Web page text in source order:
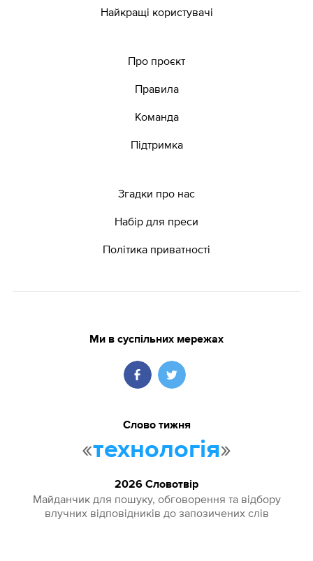
Найкращі користувачі
Про проєкт
Правила
Команда
Підтримка
Згадки про нас
Набір для преси
Політика приватності
Ми в суспільних мережах
Слово тижня
«технологія»
2026 Словотвір
Майданчик для пошуку, обговорення та відбору
влучних відповідників до запозичених слів